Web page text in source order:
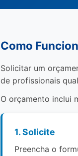
Como
Solicitar um
de profissionais
O orçamento inclui
1. Solicite
Preencha o